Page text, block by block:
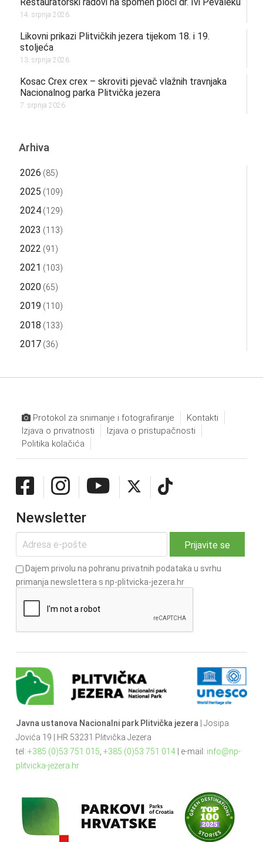
14. srpnja 2026.
Likovni prikazi Plitvičkih jezera tijekom 18. i 19.
stoljeća
13. srpnja 2026.
Kosac Crex crex – skroviti pjevač vlažnih travnjaka
Nacionalnog parka Plitvička jezera
7. srpnja 2026.
Arhiva
2026 (85)
2025 (109)
2024(129)
2023 (113)
2022 (91)
2021 (103)
2020(65)
2019 (110)
2018 (133)
2017(36)
Protokol za snimanje i fotografiranje
Kontakti
Izjava o privatnosti
Izjava o pristupačnosti
Politika kolačića
Newsletter
Dajem privolu na pohranu privatnih podataka u svrhu
primanja newslettera s np-plitvicka-jezera.hr
Javna ustanova Nacionalni park Plitvička jezera | Josipa
Jovića 19 | HR 53231 Plitvička Jezera
tel: +385 (0)53 751 015 +385 (0)53 751 014| e-mail: info@np-
plitvicka-jezera.hr